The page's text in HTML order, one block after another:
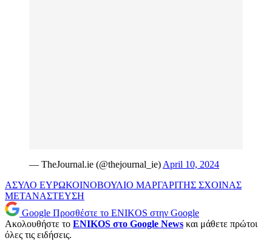
— TheJournal.ie (@thejournal_ie) April 10, 2024
ΑΣΥΛΟ ΕΥΡΩΚΟΙΝΟΒΟΥΛΙΟ ΜΑΡΓΑΡΙΤΗΣ ΣΧΟΙΝΑΣ
ΜΕΤΑΝΑΣΤΕΥΣΗ
Google Προσθέστε το ENIKOS στην Google
Ακολουθήστε το ENIKOS στο Google News και μάθετε πρώτοι
όλες τις ειδήσεις.